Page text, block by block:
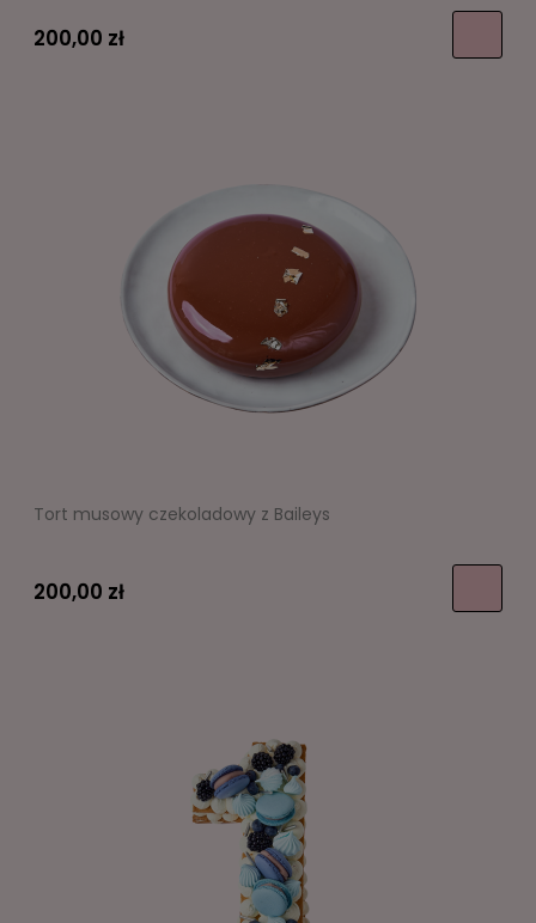
200,00 zł
Tort musowy czekoladowy z Baileys
200,00 zł